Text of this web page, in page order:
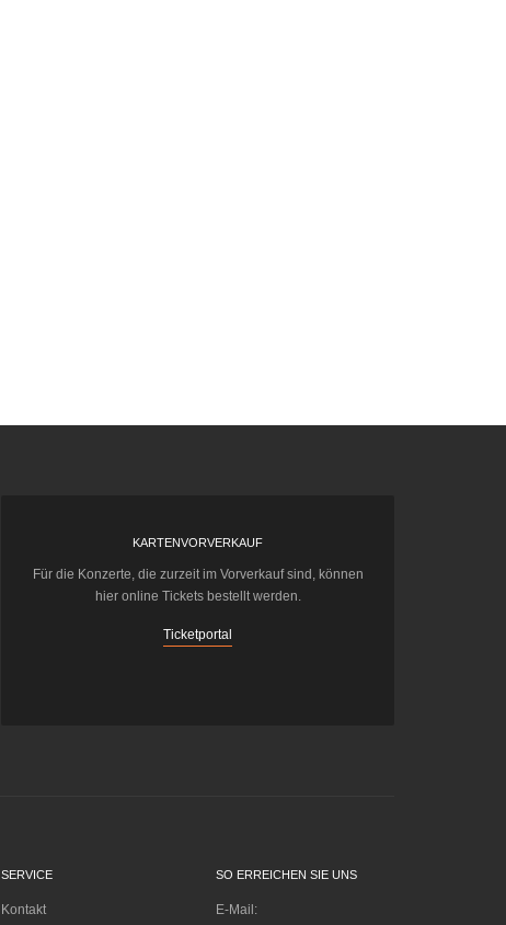
KARTENVORVERKAUF
Für die Konzerte, die zurzeit im Vorverkauf sind, können
hier online Tickets bestellt werden.
Ticketportal
SERVICE
Kontakt
SO ERREICHEN SIE UNS
E-Mail: